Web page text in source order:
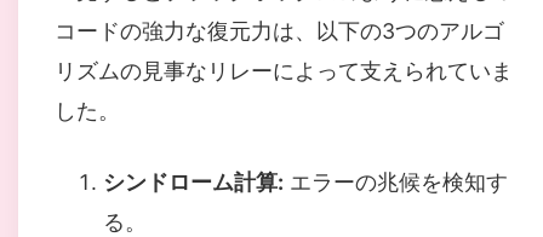
コードの強力な復元力は、以下の3つのアルゴ
リズムの見事なリレーによって支えられていま
した。
シンドローム計算: エラーの兆候を検知す
る。